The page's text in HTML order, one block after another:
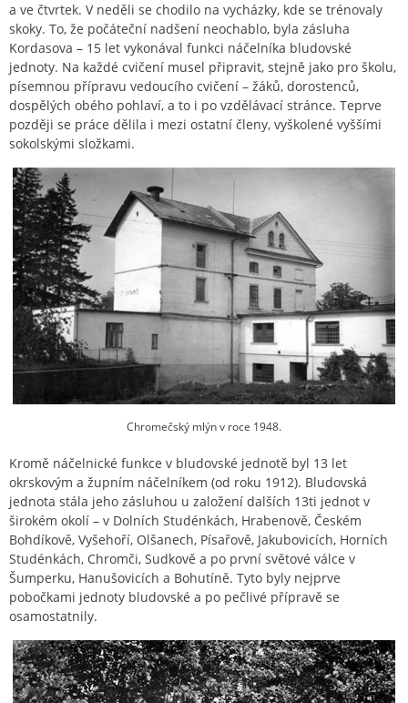
a ve čtvrtek. V neděli se chodilo na vycházky, kde se trénovaly
skoky. To, že počáteční nadšení neochablo, byla zásluha
Kordasova – 15 let vykonával funkci náčelníka bludovské
jednoty. Na každé cvičení musel připravit, stejně jako pro školu,
písemnou přípravu vedoucího cvičení – žáků, dorostenců,
dospělých obého pohlaví, a to i po vzdělávací stránce. Teprve
později se práce dělila i mezi ostatní členy, vyškolené vyššími
sokolskými složkami.
Chromečský mlýn v roce 1948.
Kromě náčelnické funkce v bludovské jednotě byl 13 let
okrskovým a župním náčelníkem (od roku 1912). Bludovská
jednota stála jeho zásluhou u založení dalších 13ti jednot v
širokém okolí – v Dolních Studénkách, Hrabenově, Českém
Bohdíkově, Vyšehoří, Olšanech, Písařově, Jakubovicích, Horních
Studénkách, Chromči, Sudkově a po první světové válce v
Šumperku, Hanušovicích a Bohutíně. Tyto byly nejprve
pobočkami jednoty bludovské a po pečlivé přípravě se
osamostatnily.